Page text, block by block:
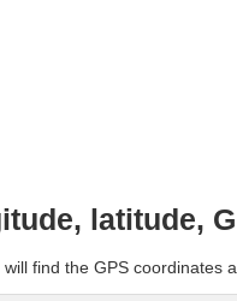
latitude,
will find the GPS coordinates